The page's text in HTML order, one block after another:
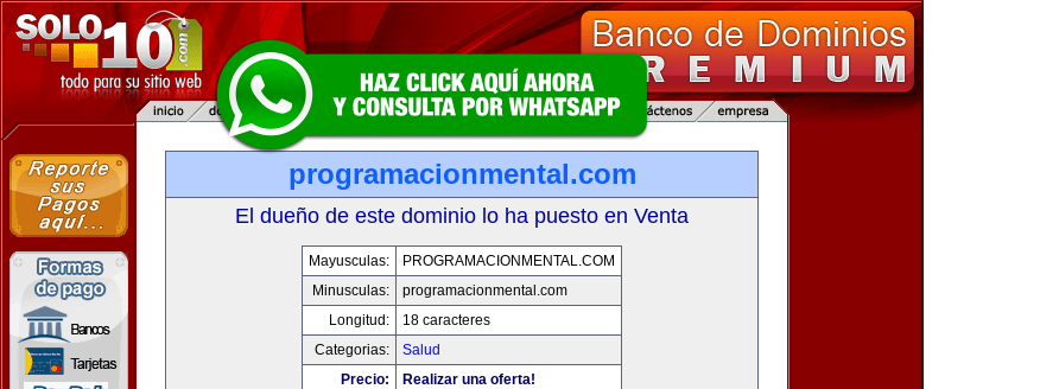
programacionmental.com
El dueño de este dominio lo ha puesto en Venta
Mayusculas:
PROGRAMACIONMENTAL.COM
Minusculas:
programacionmental.com
Longitud:
18 caracteres
Categorias:
Salud
Precio:
Realizar una oferta!